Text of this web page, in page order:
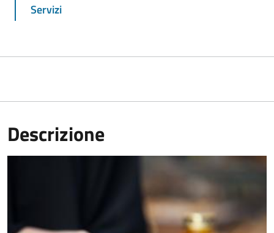
Servizi
Descrizione